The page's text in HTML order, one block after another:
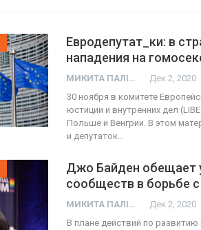
Евродепутат_ки: в
нападения на
МИКИТА ПАЛІЙ Дек 2, 2020
30 ноября в комитете
юстиции и внутренних дел
Польше и Венгрии. В этом
и депутаток…
Джо Байден обещает
сообществ в борьбе
МИКИТА ПАЛІЙ Дек 2, 2020
В плане действий по
ФОТО
трансгендеры